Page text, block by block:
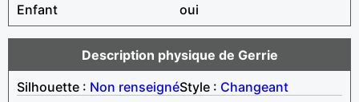
Enfant
oui
Description physique de Gerrie
Silhouette : Non renseignéStyle : Changeant